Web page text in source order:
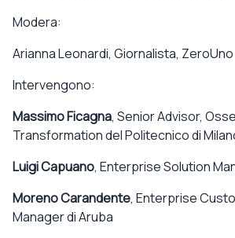
Modera:
Arianna Leonardi, Giornalista, ZeroUno
Intervengono:
Massimo Ficagna, Senior Advisor,
Transformation del Politecnico di
Luigi Capuano, Enterprise Solution
MorenoCarandente, Enterprise
Manager di Aruba